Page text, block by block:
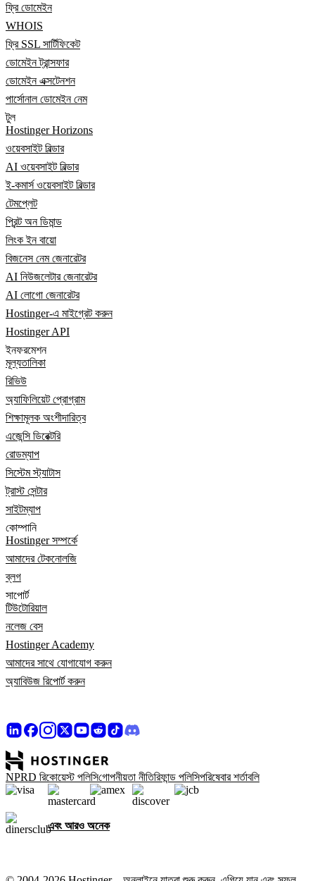
ফ্রি ডোমেইন
WHOIS
ফ্রি SSL সার্টিফিকেট
ডোমেইন ট্রান্সফার
ডোমেইন এক্সটেনশন
পার্সোনাল ডোমেইন নেম
টুল
Hostinger Horizons
ওয়েবসাইট বিল্ডার
AI ওয়েবসাইট বিল্ডার
ই-কমার্স ওয়েবসাইট বিল্ডার
টেমপ্লেট
প্রিন্ট অন ডিমান্ড
লিংক ইন বায়ো
বিজনেস নেম জেনারেটর
AI নিউজলেটার জেনারেটর
AI লোগো জেনারেটর
Hostinger-এ মাইগ্রেট করুন
Hostinger API
ইনফরমেশন
মূল্যতালিকা
রিভিউ
অ্যাফিলিয়েট প্রোগ্রাম
শিক্ষামূলক অংশীদারিত্ব
এজেন্সি ডিরেক্টরি
রোডম্যাপ
সিস্টেম স্ট্যাটাস
ট্রাস্ট সেন্টার
সাইটম্যাপ
কোম্পানি
Hostinger সম্পর্কে
আমাদের টেকনোলজি
ব্লগ
সাপোর্ট
টিউটোরিয়াল
নলেজ বেস
Hostinger Academy
আমাদের সাথে যোগাযোগ করুন
অ্যাবিউজ রিপোর্ট করুন
NPRD রিকোয়েস্ট পলিসিগোপনীয়তা নীতিরিফান্ড পলিসিপরিষেবার শর্তাবলি
এবং আরও অনেক